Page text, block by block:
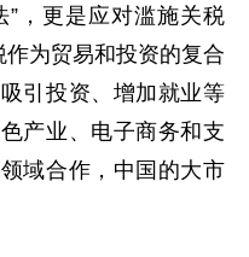
”，更是应对滥施关税
作为贸易和投资的复合
引投资、增加就业等
产业、电子商务和支
域合作，中国的大市